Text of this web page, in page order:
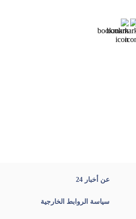
عن أخبار 24
سياسة الروابط الخارجية